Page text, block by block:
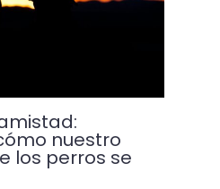
nuestro
los perros se